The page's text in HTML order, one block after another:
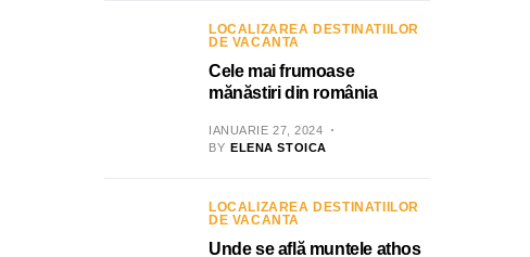
LOCALIZAREA DESTINATIILOR
DE VACANTA
Cele mai frumoase
mănăstiri din românia
IANUARIE 27, 2024
BY ELENA STOICA
LOCALIZAREA DESTINATIILOR
DE VACANTA
Unde se află muntele athos